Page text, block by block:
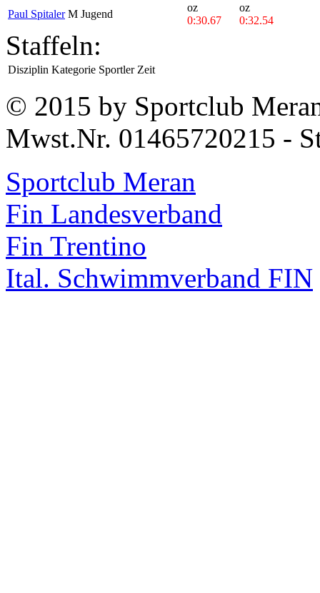
Paul SpitalerM Jugend
oz
0:30.67
oz
0:32.54
Staffeln:
Disziplin Kategorie Sportler Zeit
© 2015 by Sportclub
Mwst.Nr. 01465720215 -
Sportclub Meran
Fin Landesverband
Fin Trentino
Ital. Schwimmverband FIN